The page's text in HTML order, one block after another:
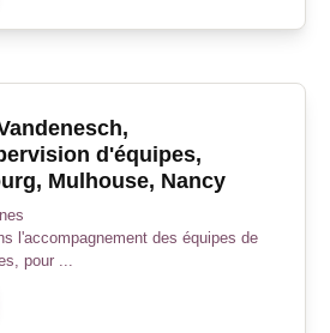
d'équipes,
Mulhouse, Nancy
l'accompagnement des équipes de
pour ...